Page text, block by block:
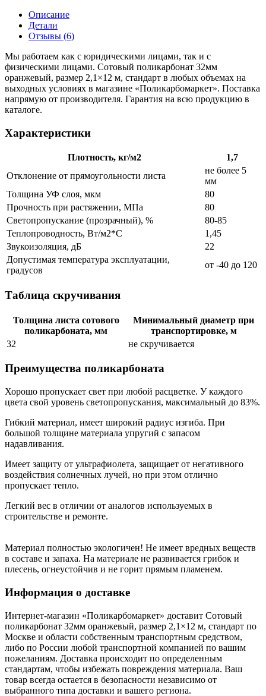
Описание
Детали
Отзывы (6)
Мы работаем как с юридическими лицами, так и с
физическими лицами. Сотовый поликарбонат 32мм
оранжевый, размер 2,1×12 м, стандарт в любых объемах на
выходных условиях в магазине «Поликарбомаркет». Поставка
напрямую от производителя. Гарантия на всю продукцию в
каталоге.
Характеристики
Плотность, кг/м2
1,7
Отклонение от прямоугольности листа
не более 5
мм
Толщина УФ слоя, мкм
80
Прочность при растяжении, МПа
80
Светопропускание (прозрачный), %
80-85
Теплопроводность, Вт/м2*С
1,45
Звукоизоляция, дБ
22
Допустимая температура эксплуатации,
градусов
от -40 до 120
Таблица скручивания
Толщина листа сотового
поликарбоната, мм
Минимальный диаметр при
транспортировке, м
32
не скручивается
Преимущества поликарбоната
Хорошо пропускает свет при любой расцветке. У каждого
цвета свой уровень светопропускания, максимальный до 83%.
Гибкий материал, имеет широкий радиус изгиба. При
большой толщине материала упругий с запасом
надавливания.
Имеет защиту от ультрафиолета, защищает от негативного
воздействия солнечных лучей, но при этом отлично
пропускает тепло.
Легкий вес в отличии от аналогов используемых в
строительстве и ремонте.
Материал полностью экологичен! Не имеет вредных веществ
в составе и запаха. На материале не развивается грибок и
плесень, огнеустойчив и не горит прямым пламенем.
Информация о доставке
Интернет-магазин «Поликарбомаркет» доставит Сотовый
поликарбонат 32мм оранжевый, размер 2,1×12 м, стандарт по
Москве и области собственным транспортным средством,
либо по России любой транспортной компанией по вашим
пожеланиям. Доставка происходит по определенным
стандартам, чтобы избежать повреждения материала. Ваш
товар всегда остается в безопасности независимо от
выбранного типа доставки и вашего региона.